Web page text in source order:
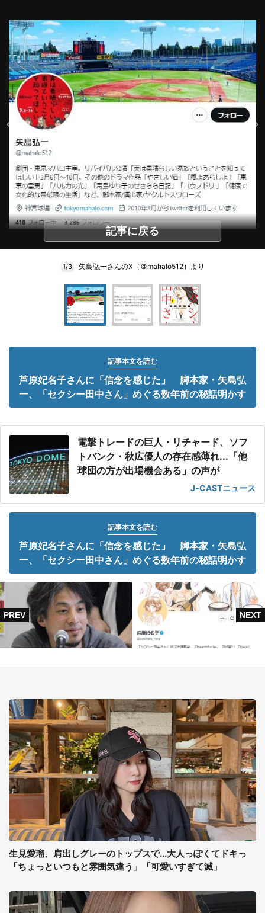
記事に戻る
1/3 矢島弘一さんのX（＠mahalo512）より
記事本文を読む
芦原妃名子さんに「信念を感じた」 脚本家・矢島弘
一、「セクシー田中さん」めぐる数年前の秘話明かす
電撃トレードの巨人・リチャード、ソフ
トバンク・秋広優人の存在感薄れ...「他
球団の方が出場機会ある」の声が
J-CASTニュース
記事本文を読む
芦原妃名子さんに「信念を感じた」 脚本家・矢島弘
一、「セクシー田中さん」めぐる数年前の秘話明かす
生見愛瑠、肩出しグレーのトップスで...大人っぽくてドキっ
「ちょっといつもと雰囲気違う」「可愛いすぎて滅」